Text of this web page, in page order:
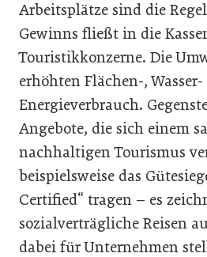
Arbeitsplätze sind die
Gewinns fließt in die
Touristikkonzerne. Die
erhöhten Flächen-,
Energieverbrauch.
Angebote, die sich einem
nachhaltigen Tourismus
beispielsweise das
Certified“ tragen – es
sozialverträgliche Reisen
dabei für Unternehmen